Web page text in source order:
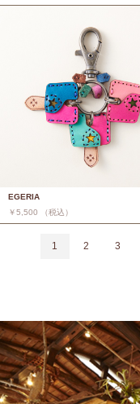
EGERIA
￥5,500 （税込）
1 2 3